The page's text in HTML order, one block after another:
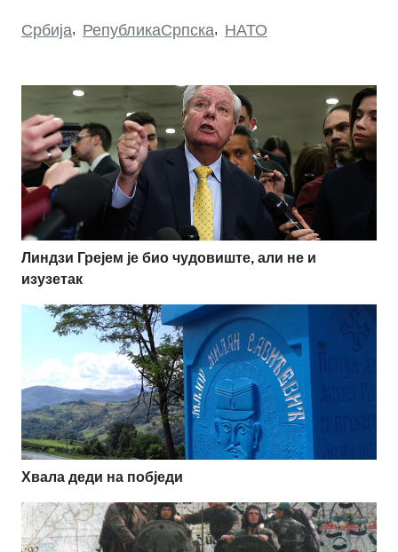
Србија, РепубликаСрпска, НАТО
Линдзи Грејем је био чудовиште, али не и
изузетак
Хвала деди на побједи